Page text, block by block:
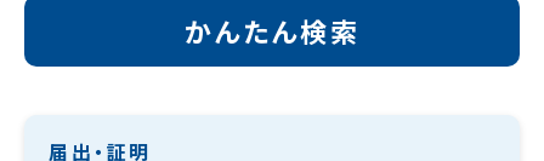
かんたん検索
届出・証明